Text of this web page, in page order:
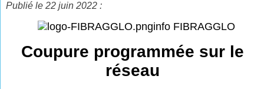
Publié le 22 juin 2022 :
info FIBRAGGLO
Coupure programmée sur le
réseau